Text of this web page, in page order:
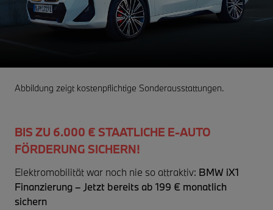
Abbildung zeigt kostenpflichtige Sonderausstattungen.
BIS ZU 6.000 € STAATLICHE E-AUTO
FÖRDERUNG SICHERN!
Elektromobilität war noch nie so attraktiv: BMW iX1
Finanzierung – Jetzt bereits ab 199 € monatlich
sichern